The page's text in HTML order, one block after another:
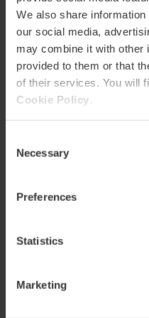
We also share
our social media,
may combine it with other
provided to them or that
of their services. You will
Cookie Policy
Selection
Necessary
Preferences
Statistics
Marketing
Wie komme ich